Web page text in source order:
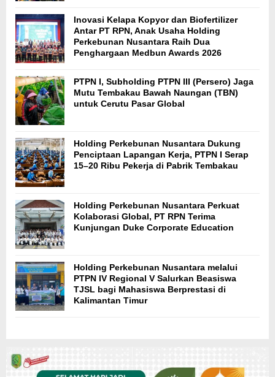
Inovasi Kelapa Kopyor dan Biofertilizer
Antar PT RPN, Anak Usaha Holding
Perkebunan Nusantara Raih Dua
Penghargaan Medbun Awards 2026
PTPN I, Subholding PTPN III (Persero) Jaga
Mutu Tembakau Bawah Naungan (TBN)
untuk Cerutu Pasar Global
Holding Perkebunan Nusantara Dukung
Penciptaan Lapangan Kerja, PTPN I Serap
15–20 Ribu Pekerja di Pabrik Tembakau
Holding Perkebunan Nusantara Perkuat
Kolaborasi Global, PT RPN Terima
Kunjungan Duke Corporate Education
Holding Perkebunan Nusantara melalui
PTPN IV Regional V Salurkan Beasiswa
TJSL bagi Mahasiswa Berprestasi di
Kalimantan Timur